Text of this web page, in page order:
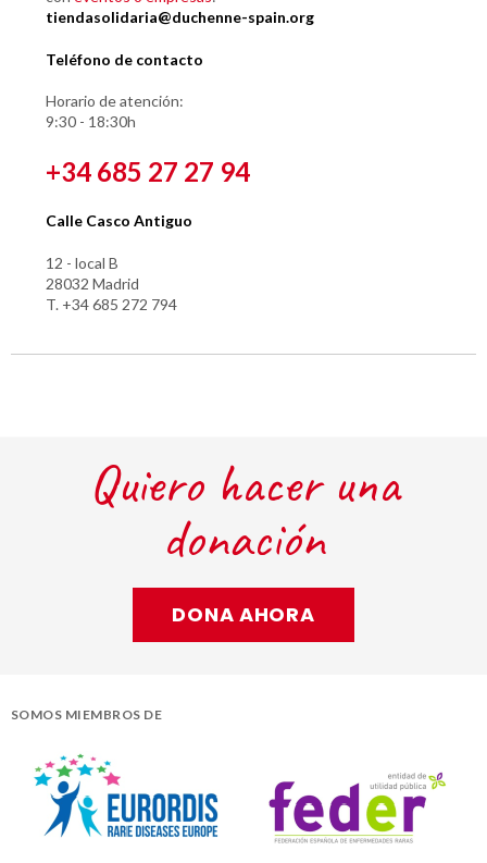
tiendasolidaria@duchenne-spain.org
Teléfono de contacto
Horario de atención:
9:30 - 18:30h
+34 685 27 27 94
Calle Casco Antiguo
12 - local B
28032 Madrid
T. +34 685 272 794
Quiero hacer una
donación
DONA AHORA
SOMOS MIEMBROS DE